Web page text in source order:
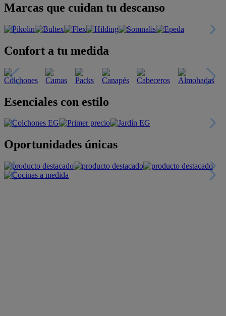
Marcas que cuidan tu descanso
Confort a tu medida
Esenciales con estilo
Oportunidades únicas